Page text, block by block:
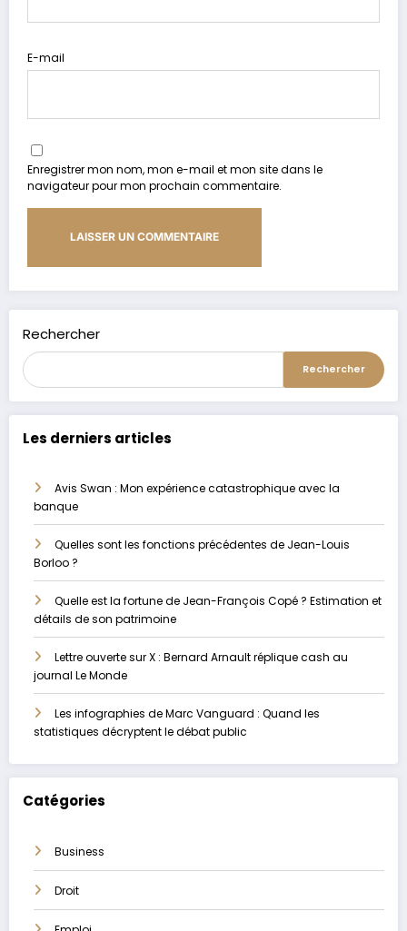
E-mail
Enregistrer mon nom, mon e-mail et mon site dans le
navigateur pour mon prochain commentaire.
Rechercher
Rechercher
Les derniers articles
Avis Swan : Mon expérience catastrophique avec la
banque
Quelles sont les fonctions précédentes de Jean-Louis
Borloo ?
Quelle est la fortune de Jean-François Copé ? Estimation et
détails de son patrimoine
Lettre ouverte sur X : Bernard Arnault réplique cash au
journal Le Monde
Les infographies de Marc Vanguard : Quand les
statistiques décryptent le débat public
Catégories
Business
Droit